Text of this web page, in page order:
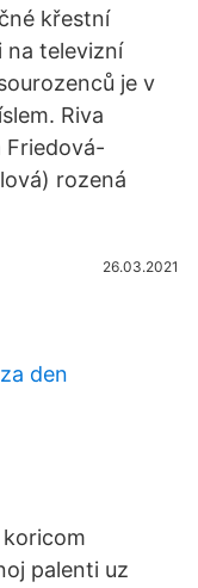
křestní
na televizní
je v
Riva
Friedová-
rozená
26.03.2021
den
palenti uz